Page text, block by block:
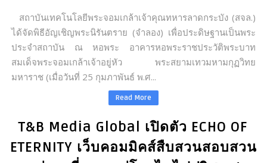
สถาบันเทคโนโลยีพระจอมเกล้าเจ้าคุณทหารลาดกระบัง (สจล.)
ได้จัดพิธีอัญเชิญพระนิรันตราย (จำลอง) เพื่อประดิษฐานเป็นพระ
ประจำสถาบัน ณ หอพระ อาคารหอพระราชประวัติพระบาท
สมเด็จพระจอมเกล้าเจ้าอยู่หัว พระสยามเทวมหามกุฏวิทย
มหาราช (เมื่อวันที่ 25 กุมภาพันธ์ พ.ศ...
Read More
T&B Media Global เปิดตัว ECHO OF
ETERNITY เว็บคอมมิคส์สืบสวนสอบสวน